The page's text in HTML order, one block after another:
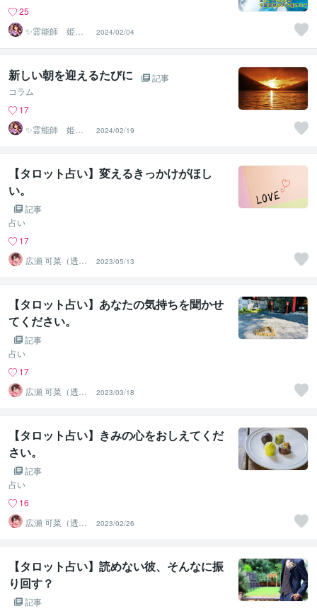
25
✨霊能師 姫神✨
心を導く、守護
霊の通訳者
2024/02/04
新しい朝を迎えるたびに
記事
コラム
17
✨霊能師 姫神✨
心を導く、守護
霊の通訳者
2024/02/19
【タロット占い】変えるきっかけがほし
い。
記事
占い
17
広瀬 可菜（透視
タロット⭐占い
師）
2023/05/13
【タロット占い】あなたの気持ちを聞かせ
てください。
記事
占い
17
広瀬 可菜（透視
タロット⭐占い
師）
2023/03/18
【タロット占い】きみの心をおしえてくだ
さい。
記事
占い
16
広瀬 可菜（透視
タロット⭐占い
師）
2023/02/26
【タロット占い】読めない彼、そんなに振
り回す？
記事